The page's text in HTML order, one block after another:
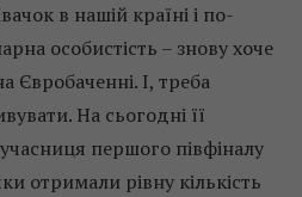
в нашій країні і по-
особистість – знову хоче
Євробаченні. І, треба
На сьогодні її
першого півфіналу
отримали рівну кількість